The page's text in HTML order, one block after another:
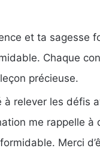
et ta sagesse
Chaque
précieuse.
à relever les défis
me rappelle à
Merci